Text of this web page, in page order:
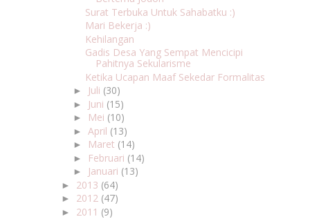
Surat Terbuka Untuk Sahabatku :)
Mari Bekerja :)
Kehilangan
Gadis Desa Yang Sempat Mencicipi
Pahitnya Sekularisme
Ketika Ucapan Maaf Sekedar Formalitas
► Juli (30)
► Juni (15)
► Mei (10)
►April (13)
► Maret (14)
► Februari (14)
► Januari (13)
► 2013 (64)
► 2012 (47)
► 2011 (9)